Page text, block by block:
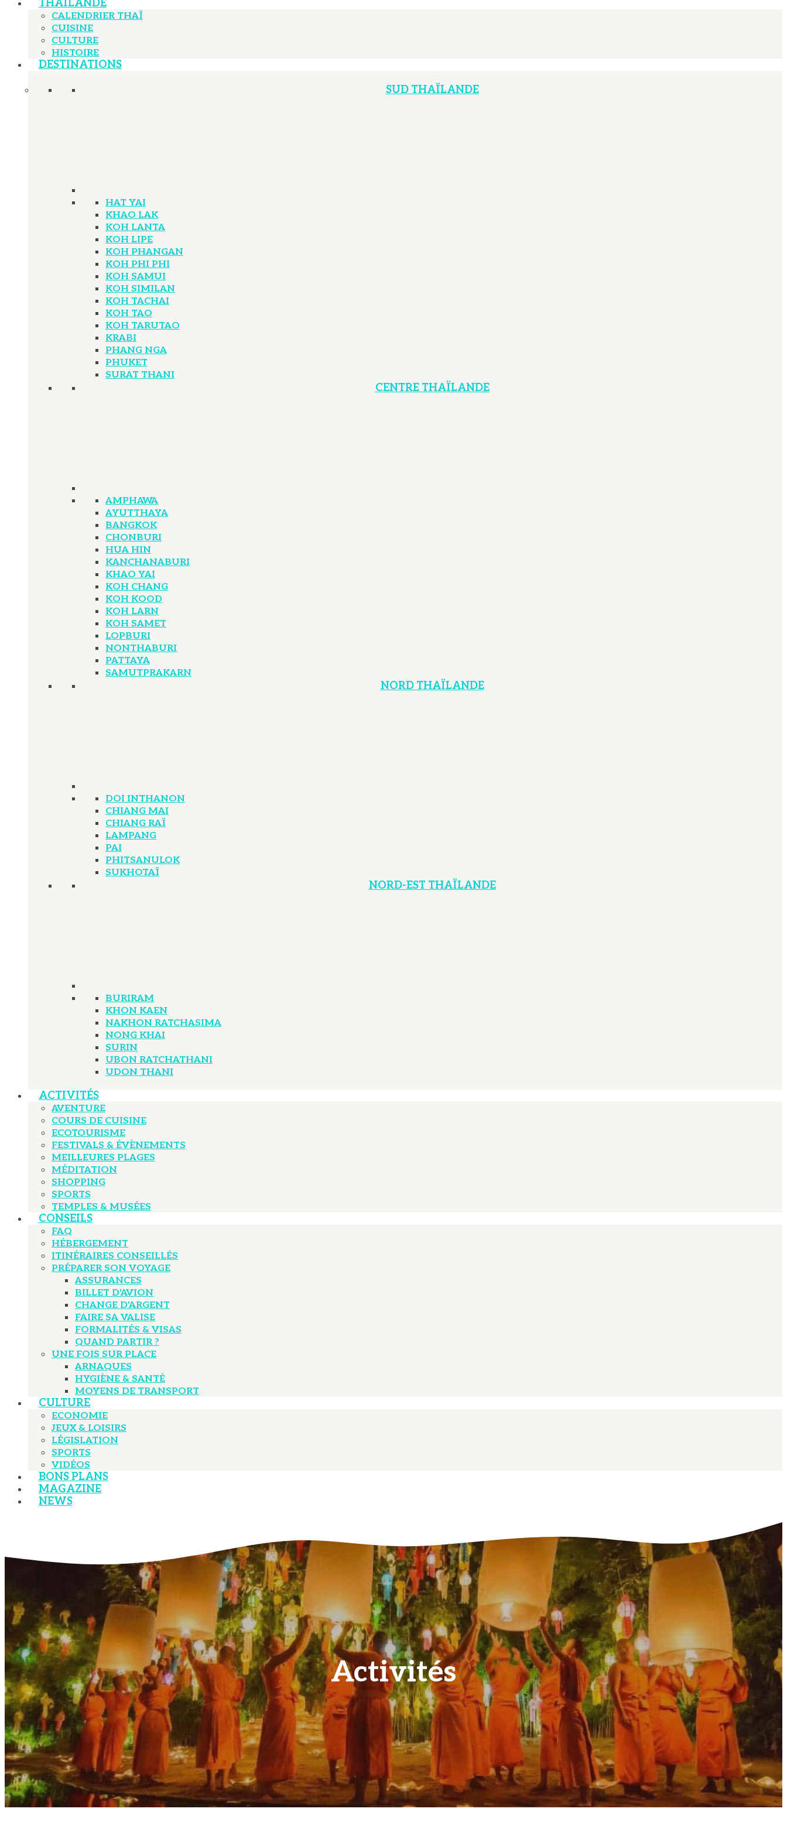
THAÏLANDE
CALENDRIER THAÏ
CUISINE
CULTURE
HISTOIRE
DESTINATIONS
SUD THAÏLANDE
HAT YAI
KHAO LAK
KOH LANTA
KOH LIPE
KOH PHANGAN
KOH PHI PHI
KOH SAMUI
KOH SIMILAN
KOH TACHAI
KOH TAO
KOH TARUTAO
KRABI
PHANG NGA
PHUKET
SURAT THANI
CENTRE THAÏLANDE
AMPHAWA
AYUTTHAYA
BANGKOK
CHONBURI
HUA HIN
KANCHANABURI
KHAO YAI
KOH CHANG
KOH KOOD
KOH LARN
KOH SAMET
LOPBURI
NONTHABURI
PATTAYA
SAMUTPRAKARN
NORD THAÏLANDE
DOI INTHANON
CHIANG MAI
CHIANG RAÏ
LAMPANG
PAI
PHITSANULOK
SUKHOTAÏ
NORD-EST THAÏLANDE
BURIRAM
KHON KAEN
NAKHON RATCHASIMA
NONG KHAI
SURIN
UBON RATCHATHANI
UDON THANI
ACTIVITÉS
AVENTURE
COURS DE CUISINE
ECOTOURISME
FESTIVALS & ÉVÈNEMENTS
MEILLEURES PLAGES
MÉDITATION
SHOPPING
SPORTS
TEMPLES & MUSÉES
CONSEILS
FAQ
HÉBERGEMENT
ITINÉRAIRES CONSEILLÉS
PRÉPARER SON VOYAGE
ASSURANCES
BILLET D'AVION
CHANGE D'ARGENT
FAIRE SA VALISE
FORMALITÉS & VISAS
QUAND PARTIR ?
UNE FOIS SUR PLACE
ARNAQUES
HYGIÈNE & SANTÉ
MOYENS DE TRANSPORT
CULTURE
ECONOMIE
JEUX & LOISIRS
LÉGISLATION
SPORTS
VIDÉOS
BONS PLANS
MAGAZINE
NEWS
Activités